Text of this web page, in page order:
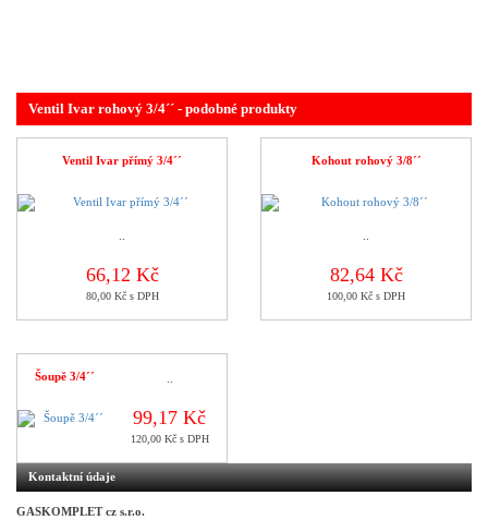
Ventil Ivar rohový 3/4´´ - podobné produkty
Ventil Ivar přímý 3/4´´
66,12 Kč
80,00 Kč s DPH
Kohout rohový 3/8´´
82,64 Kč
100,00 Kč s DPH
Šoupě 3/4´´
99,17 Kč
120,00 Kč s DPH
Kontaktní údaje
GASKOMPLET cz s.r.o.